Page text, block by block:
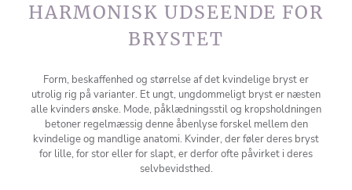
HARMONISK UDSEENDE FOR
BRYSTET
Form, beskaffenhed og størrelse af det kvindelige bryst er
utrolig rig på varianter. Et ungt, ungdommeligt bryst er næsten
alle kvinders ønske. Mode, påklædningsstil og kropsholdningen
betoner regelmæssig denne åbenlyse forskel mellem den
kvindelige og mandlige anatomi. Kvinder, der føler deres bryst
for lille, for stor eller for slapt, er derfor ofte påvirket i deres
selvbevidsthed.